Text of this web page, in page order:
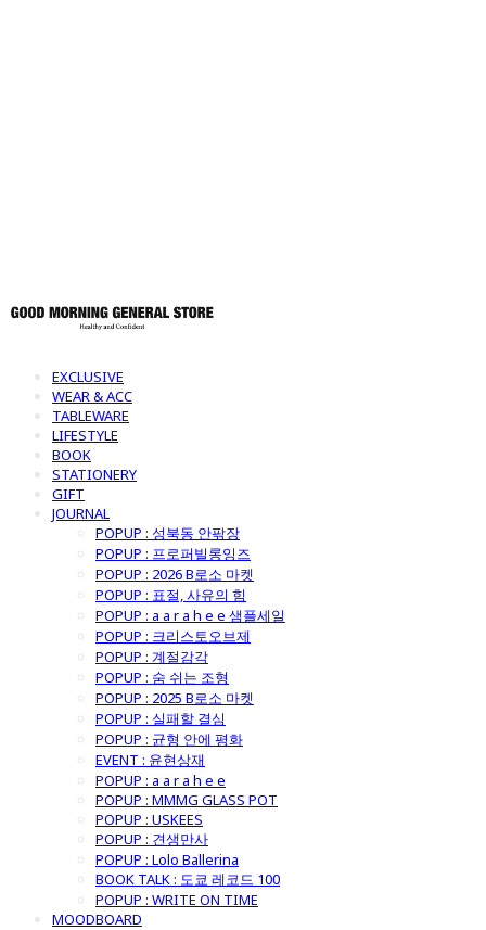
EXCLUSIVE
WEAR & ACC
TABLEWARE
LIFESTYLE
BOOK
STATIONERY
GIFT
JOURNAL
POPUP : 성북동 안팎장
POPUP : 프로퍼빌롱잉즈
POPUP : 2026 B로소 마켓
POPUP : 표절, 사유의 힘
POPUP : a a r a h e e 샘플세일
POPUP : 크리스토오브제
POPUP : 계절감각
POPUP : 숨 쉬는 조형
POPUP : 2025 B로소 마켓
POPUP : 실패할 결심
POPUP : 균형 안에 평화
EVENT : 윤현상재
POPUP : a a r a h e e
POPUP : MMMG GLASS POT
POPUP : USKEES
POPUP : 견생만사
POPUP : Lolo Ballerina
BOOK TALK : 도쿄 레코드 100
POPUP : WRITE ON TIME
MOODBOARD